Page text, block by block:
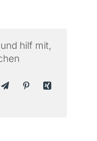
hilf mit,